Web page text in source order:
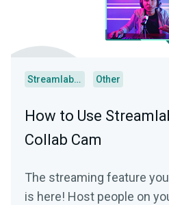
Streamlabs Desktop Other
How to Use
Collab Cam
The streaming feature
is here! Host people on